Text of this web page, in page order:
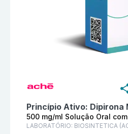
Princípio Ativo: Dipirona
500 mg/ml Solução Oral
LABORATÓRIO: BIOSINTETICA